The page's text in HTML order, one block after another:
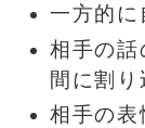
一方的に
相手の話
間に割り
相手の表